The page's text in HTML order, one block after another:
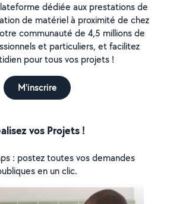
dédiée aux prestations de
de matériel à proximité de chez
communauté de 4,5 millions de
et particuliers, et facilitez
pour tous vos projets !
M'inscrire
vos Projets !
: postez toutes vos demandes
en un clic.